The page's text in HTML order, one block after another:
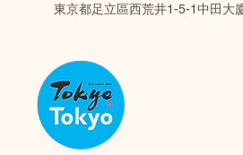
東京都足立區西荒井1-5-1中田大